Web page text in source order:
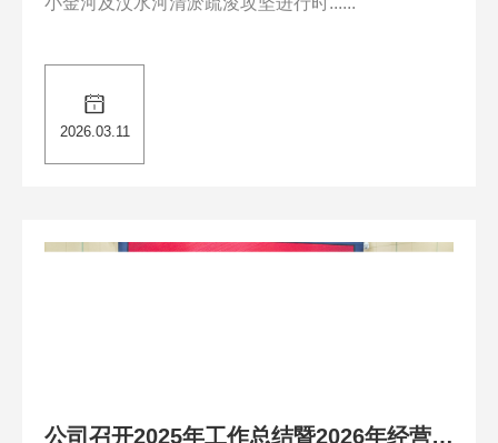
2026.03.11
公司召开2025年工作总结暨2026年经营工